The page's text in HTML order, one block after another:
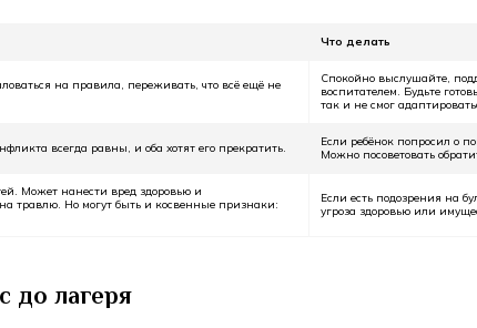
Что делать
на правила, переживать, что всё ещё не
Спокойно выслушайте,
воспитателем. Будьте
так и не смог
всегда равны, и оба хотят его прекратить.
Если ребёнок попросил о
Можно посоветовать
Может нанести вред здоровью и
травлю. Но могут быть и косвенные признаки:
Если есть подозрения на
угроза здоровью или
до лагеря